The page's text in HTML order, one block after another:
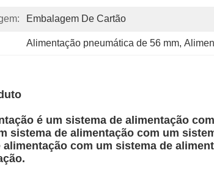
Embalagem De Cartão
Alimentação pneumática de 56 mm,
é um sistema de alimentação
sistema de alimentação com um
com um sistema de